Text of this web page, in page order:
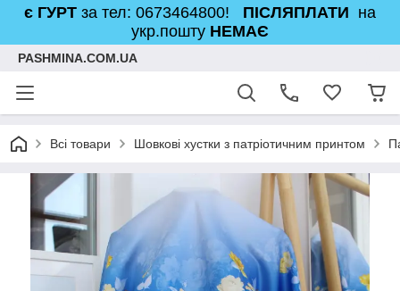
є ГУРТ за тел: 0673464800! ПІСЛЯПЛАТИ на
укр.пошту НЕМАЄ
PASHMINA.COM.UA
Всі товари Шовкові хустки з патріотичним принтом